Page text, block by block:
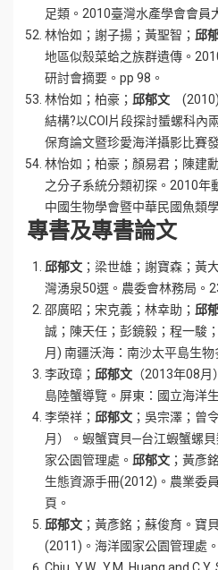
足類。2010臺灣水產學會會員
林怡如；謝子揚；黃聖智； 邱
地區似殼菜蛤之族群遺傳。
研討會摘要。pp 98。
林怡如；柏豪； 邱郁文
結構?以COI片段探討蜑螺科內
保育論文暨珍愛海洋攝影比賽
林怡如；柏豪；顏易君；陳建勳
之分子系統分類初探。2010年
中國生物學會暨中華民國魚類
專書及專書論文
邱郁文 ；梁世雄；謝寶森；黃
灣湧泉50選。農委會林務局。
邵廣昭；宋克義；林幸助； 邱
誠；陳天任；彭鏡毅；程一駿
月) 南疆沃海：南沙太平島生
李政璋； 邱郁文 （2013年08
島陸蟹導覽。屏東：國立海洋
李榮祥； 邱郁文 ；吳宗澤；曾
月）。蝦蟹寶貝─台江蝦蟹螺
家公園管理處。 邱郁文 ；黃彥
生態資源手冊(2012)。農業委
頁。
邱郁文 ；黃彥銘；蘇俊育。寶
(2011)。海洋國家公園管理處